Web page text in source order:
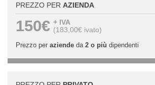
PREZZO PER AZIENDA
150€ + IVA
(183,00€ ivato)
Prezzo per aziendeda 2 o più dipendenti